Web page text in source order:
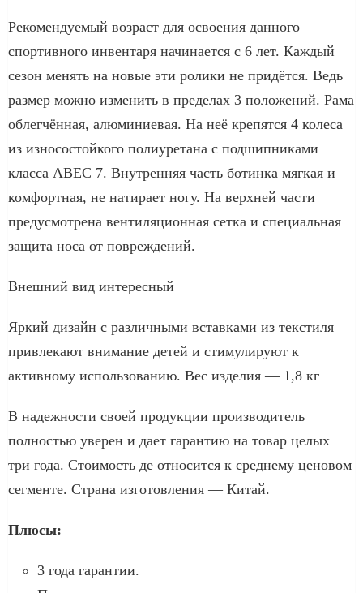
Рекомендуемый возраст для освоения данного
спортивного инвентаря начинается с 6 лет. Каждый
сезон менять на новые эти ролики не придётся. Ведь
размер можно изменить в пределах 3 положений. Рама
облегчённая, алюминиевая. На неё крепятся 4 колеса
из износостойкого полиуретана с подшипниками
класса АВЕС 7. Внутренняя часть ботинка мягкая и
комфортная, не натирает ногу. На верхней части
предусмотрена вентиляционная сетка и специальная
защита носа от повреждений.
Внешний вид интересный
Яркий дизайн с различными вставками из текстиля
привлекают внимание детей и стимулируют к
активному использованию. Вес изделия — 1,8 кг
В надежности своей продукции производитель
полностью уверен и дает гарантию на товар целых
три года. Стоимость де относится к среднему ценовом
сегменте. Страна изготовления — Китай.
Плюсы:
3 года гарантии.